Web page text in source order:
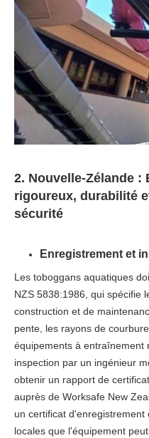
2. Nouvelle-Zélande :
rigoureux, durabilité
sécurité
Enregistrement et
Les toboggans aquatiques
NZS 5838:1986, qui spécifie
construction et de
pente, les rayons de
équipements à entraînement
inspection par un ingénieur
obtenir un rapport de
auprès de Worksafe New
un certificat
locales que l'équipement